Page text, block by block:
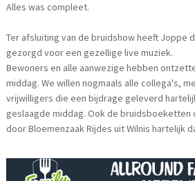
Alles was compleet.
Ter afsluiting van de bruidshow heeft Joppe
gezorgd voor een gezellige live muziek.
Bewoners en alle aanwezige hebben
middag. We willen nogmaals alle collega's,
vrijwilligers die een bijdrage geleverd
geslaagde middag. Ook de
door Bloemenzaak Rijdes uit Wilnis hartelijk